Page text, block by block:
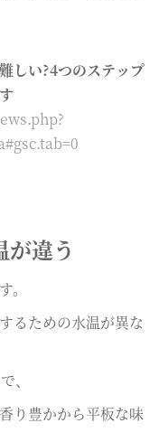
しい?4つのステップ
違う
るための水温が異な
、
り豊かから平板な味